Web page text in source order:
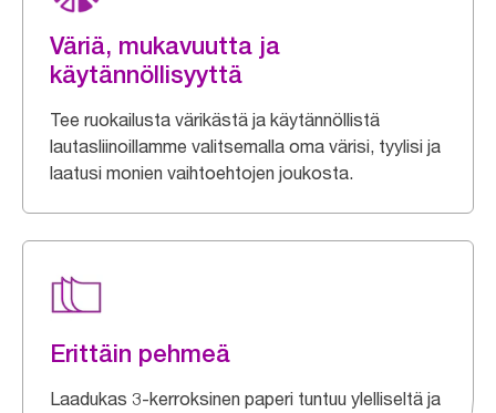
Väriä, mukavuutta ja
käytännöllisyyttä
Tee ruokailusta värikästä ja käytännöllistä
lautasliinoillamme valitsemalla oma värisi, tyylisi ja
laatusi monien vaihtoehtojen joukosta.
Erittäin pehmeä
Laadukas 3-kerroksinen paperi tuntuu ylelliseltä ja